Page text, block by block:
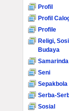
Profil
Profil
Profile
Religi,
Budaya
Samarinda
Seni
Sepakbola
Serba-
Sosial